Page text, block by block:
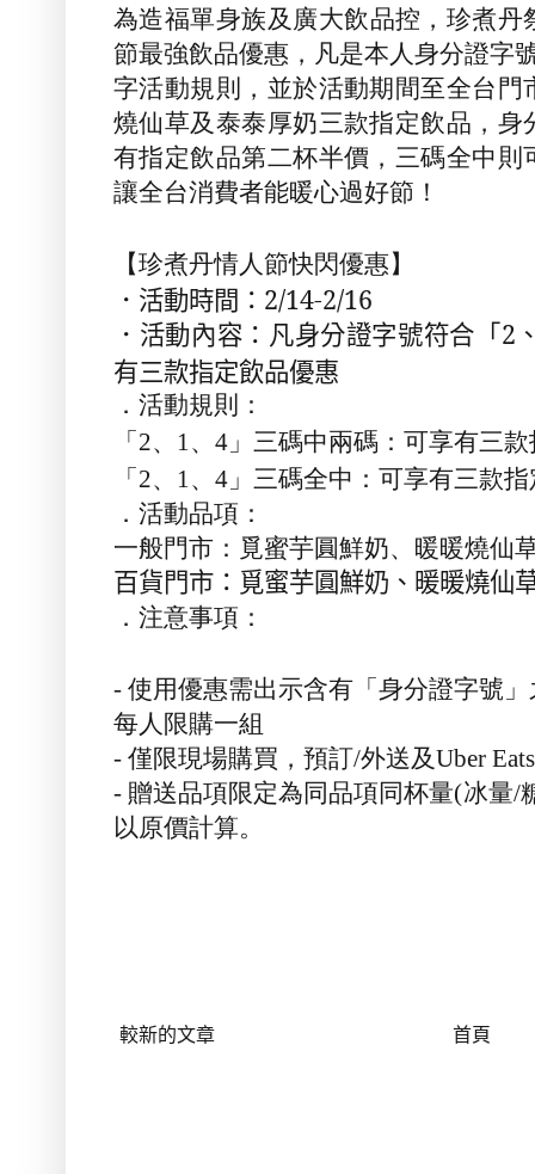
為造福單身族及廣大飲品控，珍煮丹
節最強飲品優惠，凡是本人身分證字
字活動規則，並於活動期間至全台
燒仙草及泰泰厚奶三款指定飲品，
有指定飲品第二杯半價，三碼全中
讓全台消費者能暖心過好節！
【珍煮丹情人節快閃優惠】
．活動時間： 2/14-2/16
． 活動內容：凡身分證字號符合「2
有三款指定飲品優惠
．活動規則：
「 2、 1 、 4 」三碼中兩碼：可享有三
「 2、 1 、 4 」三碼全中：可享有三款
．活動品項：
一般門市：覓蜜芋圓鮮奶、暖暖燒仙
百貨門市：覓蜜芋圓鮮奶、暖暖燒仙
．注意事項：
- 使用優惠需出示含有「身分證字號
每人限購一組
- 僅限現場購買，預訂/外送及Uber Eats
- 贈送品項限定為同品項同杯量(冰量/
以原價計算。
較新的文章 首頁